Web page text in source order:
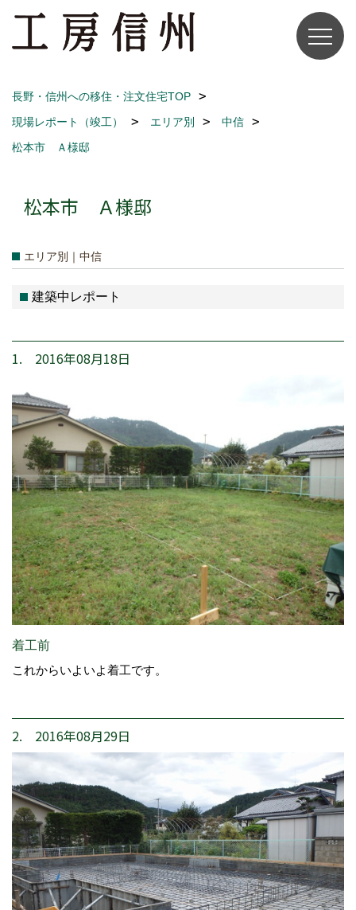
長野・信州への移住・注文住宅TOP
現場レポート（竣工）
エリア別
中信
松本市 Ａ様邸
松本市 Ａ様邸
エリア別｜中信
建築中レポート
1. 2016年08月18日
着工前
これからいよいよ着工です。
2. 2016年08月29日